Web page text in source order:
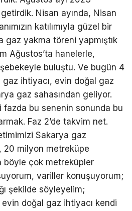
Nisan ayında, Nisan
katılımıyla güzel bir
gaz yakma töreni yapmıştık
Ağustos’ta hanelerle,
buluştu. Ve bugün 4
ihtiyacı, evin doğal gaz
gaz sahasından geliyor.
fazda bu senenin sonunda bu
Faz 2’de takvim net.
Sakarya gaz
20 milyon metreküpe
böyle çok metreküpler
variller konuşuyorum;
şekilde söyleyelim;
doğal gaz ihtiyacı kendi